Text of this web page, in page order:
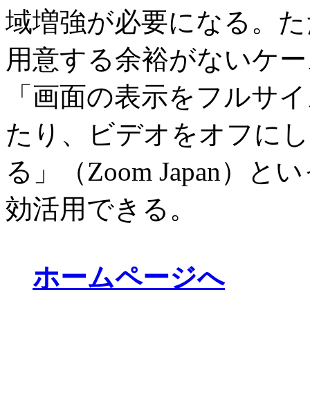
域増強が必要になる。
用意する余裕がないケ
「画面の表示をフルサ
たり、ビデオをオフに
る」（Zoom Japan）と
効活用できる。
ホームページへ